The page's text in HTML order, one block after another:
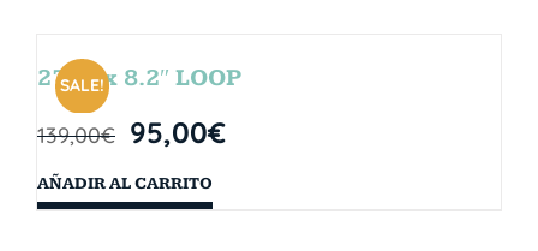
SALE!
27.5″ x 8.2″ LOOP
139,00€ 95,00€
AÑADIR AL CARRITO